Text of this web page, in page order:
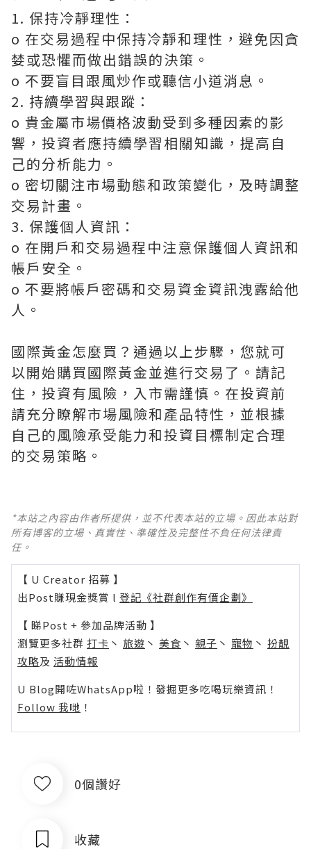
1. 保持冷靜理性：
o 在交易過程中保持冷靜和理性，避免因貪
婪或恐懼而做出錯誤的決策。
o 不要盲目跟風炒作或聽信小道消息。
2. 持續學習與跟蹤：
o 貴金屬市場價格波動受到多種因素的影
響，投資者應持續學習相關知識，提高自
己的分析能力。
o 密切關注市場動態和政策變化，及時調整
交易計畫。
3. 保護個人資訊：
o 在開戶和交易過程中注意保護個人資訊和
帳戶安全。
o 不要將帳戶密碼和交易資金資訊洩露給他
人。
國際黃金怎麼買？通過以上步驟，您就可
以開始購買國際黃金並進行交易了。請記
住，投資有風險，入市需謹慎。在投資前
請充分瞭解市場風險和產品特性，並根據
自己的風險承受能力和投資目標制定合理
的交易策略。
*本站之內容由作者所提供，並不代表本站的立場。因此本站對
所有博客的立場、真實性、準確性及完整性不負任何法律責
任。
【 U Creator 招募 】
出Post賺現金獎賞 l 登記《社群創作有價企劃》
【 睇Post + 參加品牌活動 】
瀏覽更多社群 打卡 丶 旅遊 丶 美食 丶 親子 丶 寵物 丶 扮靚
攻略及 活動情報
U Blog開咗WhatsApp啦！發掘更多吃喝玩樂資訊！
Follow 我哋 ！
0個讚好
收藏